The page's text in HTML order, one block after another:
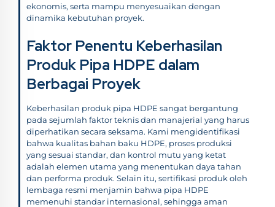
ekonomis, serta mampu menyesuaikan dengan
dinamika kebutuhan proyek.
Faktor Penentu Keberhasilan
Produk Pipa HDPE dalam
Berbagai Proyek
Keberhasilan produk pipa HDPE sangat bergantung
pada sejumlah faktor teknis dan manajerial yang harus
diperhatikan secara seksama. Kami mengidentifikasi
bahwa kualitas bahan baku HDPE, proses produksi
yang sesuai standar, dan kontrol mutu yang ketat
adalah elemen utama yang menentukan daya tahan
dan performa produk. Selain itu, sertifikasi produk oleh
lembaga resmi menjamin bahwa pipa HDPE
memenuhi standar internasional, sehingga aman